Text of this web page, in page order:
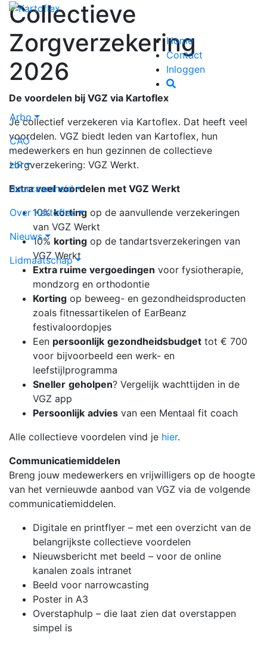
Home
Contact
Inloggen
Arbo
CAO
HR
duurzaamheid
Over Kartoflex
Nieuws
Lidmaatschap
Collectieve
Zorgverzekering
2026
De voordelen bij VGZ via Kartoflex
Je collectief verzekeren via Kartoflex. Dat heeft veel
voordelen. VGZ biedt leden van Kartoflex, hun
medewerkers en hun gezinnen de collectieve
zorgverzekering: VGZ Werkt.
Extra veel voordelen met VGZ Werkt
10%korting op de aanvullende verzekeringen
van VGZ Werkt
10% korting op de tandartsverzekeringen van
VGZ Werkt
Extra ruime vergoedingen voor fysiotherapie,
mondzorg en orthodontie
Korting op beweeg- en gezondheidsproducten
zoals fitnessartikelen of EarBeanz
festivaloordopjes
Een persoonlijk gezondheidsbudget tot € 700
voor bijvoorbeeld een werk- en
leefstijlprogramma
Sneller geholpen? Vergelijk wachttijden in de
VGZ app
Persoonlijk advies van een Mentaal fit coach
Alle collectieve voordelen vind je hier.
Communicatiemiddelen
Breng jouw medewerkers en vrijwilligers op de hoogte
van het vernieuwde aanbod van VGZ via de volgende
communicatiemiddelen.
Digitale en printflyer – met een overzicht van de
belangrijkste collectieve voordelen
Nieuwsbericht met beeld – voor de online
kanalen zoals intranet
Beeld voor narrowcasting
Poster in A3
Overstaphulp – die laat zien dat overstappen
simpel is